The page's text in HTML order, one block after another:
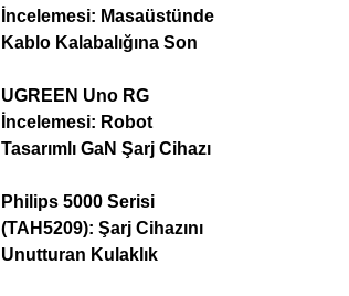
İncelemesi: Masaüstünde
Kablo Kalabalığına Son
UGREEN Uno RG
İncelemesi: Robot
Tasarımlı GaN Şarj Cihazı
Philips 5000 Serisi
(TAH5209): Şarj Cihazını
Unutturan Kulaklık